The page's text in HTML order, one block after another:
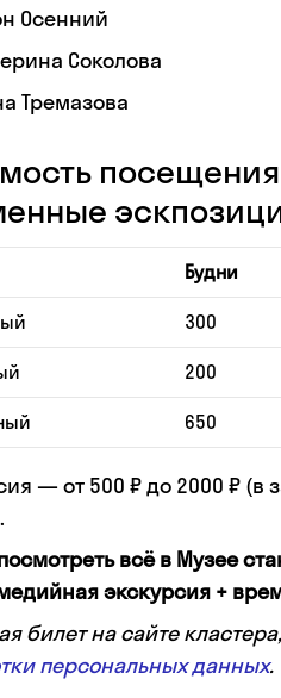
Осенний
Соколова
Тремазова
Будни
300
200
650
— от 500 ₽ до 2000 ₽ (в
всё в Музее
экскурсия +
билет на сайте
персональных данных.